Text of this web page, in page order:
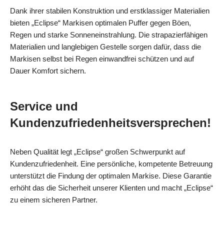
Dank ihrer stabilen Konstruktion und erstklassiger Materialien
bieten „Eclipse“ Markisen optimalen Puffer gegen Böen,
Regen und starke Sonneneinstrahlung. Die strapazierfähigen
Materialien und langlebigen Gestelle sorgen dafür, dass die
Markisen selbst bei Regen einwandfrei schützen und auf
Dauer Komfort sichern.
Service und
Kundenzufriedenheitsversprechen!
Neben Qualität legt „Eclipse“ großen Schwerpunkt auf
Kundenzufriedenheit. Eine persönliche, kompetente Betreuung
unterstützt die Findung der optimalen Markise. Diese Garantie
erhöht das die Sicherheit unserer Klienten und macht „Eclipse“
zu einem sicheren Partner.